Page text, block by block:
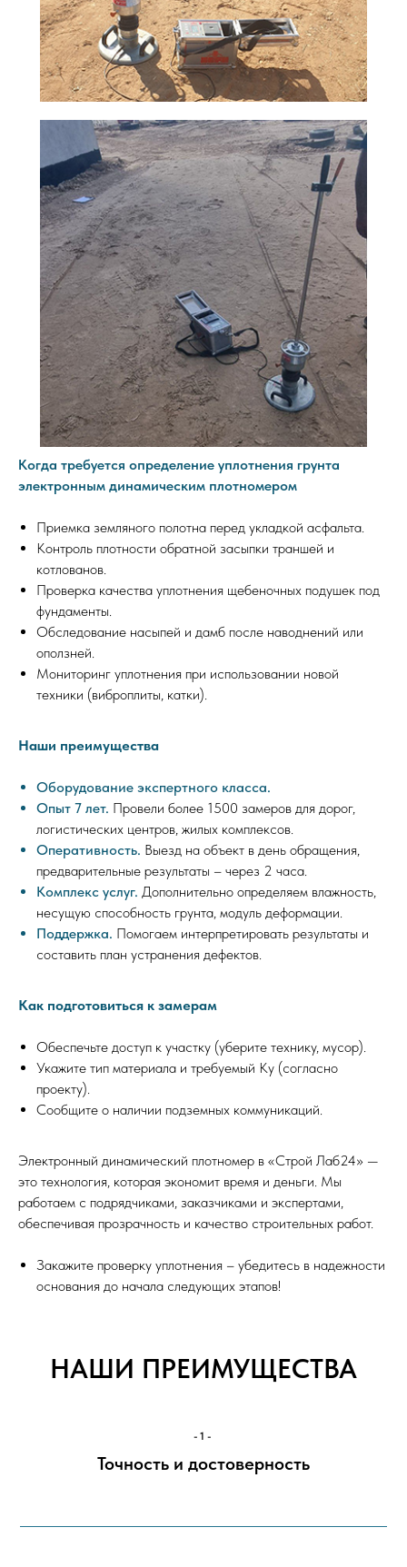
Когда требуется определение уплотнения грунта
электронным динамическим плотномером
Приемка земляного полотна перед укладкой асфальта.
Контроль плотности обратной засыпки траншей и
котлованов.
Проверка качества уплотнения щебеночных подушек под
фундаменты.
Обследование насыпей и дамб после наводнений или
оползней.
Мониторинг уплотнения при использовании новой
техники (виброплиты, катки).
Наши преимущества
Оборудование экспертного класса.
Опыт 7 лет. Провели более 1500 замеров для дорог,
логистических центров, жилых комплексов.
Оперативность. Выезд на объект в день обращения,
предварительные результаты – через 2 часа.
Комплекс услуг. Дополнительно определяем влажность,
несущую способность грунта, модуль деформации.
Поддержка. Помогаем интерпретировать результаты и
составить план устранения дефектов.
Как подготовиться к замерам
Обеспечьте доступ к участку (уберите технику, мусор).
Укажите тип материала и требуемый Kу (согласно
проекту).
Сообщите о наличии подземных коммуникаций.
Электронный динамический плотномер в «Строй Лаб24» —
это технология, которая экономит время и деньги. Мы
работаем с подрядчиками, заказчиками и экспертами,
обеспечивая прозрачность и качество строительных работ.
Закажите проверку уплотнения – убедитесь в надежности
основания до начала следующих этапов!
НАШИ ПРЕИМУЩЕСТВА
-1-
Точность и достоверность